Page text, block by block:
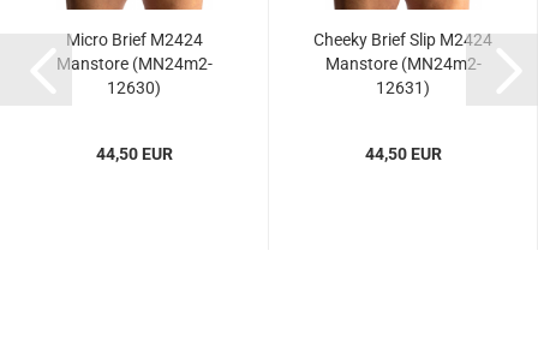
Micro Brief M2424
Manstore (MN24m2-
12630)
44,50 EUR
Cheeky Brief Slip M2424
Manstore (MN24m2-
12631)
44,50 EUR